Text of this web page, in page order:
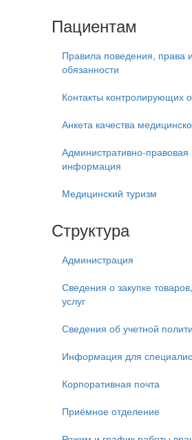
Пациентам
Правила поведения, права и
обязанности
Контакты контролирующих
Анкета качества
Административно-правовая
информация
Медицинский туризм
Структура
Администрация
Сведения о закупке
услуг
Сведения об учетной
Информация для
Корпоративная почта
Приёмное отделение